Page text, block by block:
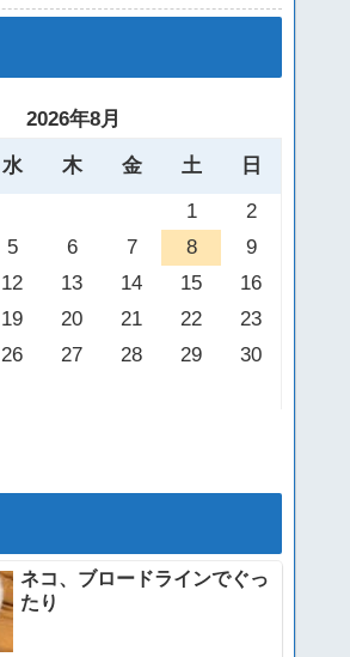
2026年8月
水 木 金 土
日
1
2
5 6 7 8
9
12 13 14 15
16
19 20 21 22
23
26 27 28 29
30
ネコ、ブロードラインでぐっ
たり